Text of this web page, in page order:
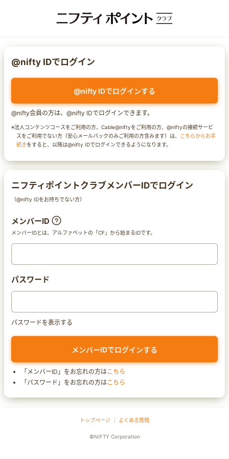
@nifty IDでログイン
@nifty IDでログインする
@nifty会員の方は、@nifty IDでログインできます。
※法人コンテンツコースをご利用の方、Cable@niftyをご利用の方、@niftyの接続サービ
スをご利用でない方（安心メールパックのみご利用の方含みます）は、 こちらからお手
続きをすると、以降は@nifty IDでログインできるようになります。
ニフティポイントクラブメンバーIDでログイン
（@nifty IDをお持ちでない方）
メンバーID
メンバーIDとは、アルファベットの「CF」から始まるIDです。
パスワード
パスワードを表示する
「メンバーID」をお忘れの方はこちら
「パスワード」をお忘れの方はこちら
トップページ よくある質問
©NIFTY Corporation